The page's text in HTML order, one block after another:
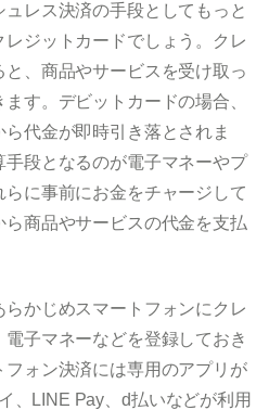
レス決済の手段としてもっと
ジットカードでしょう。クレ
、商品やサービスを受け取っ
す。デビットカードの場合、
代金が即時引き落とされま
段となるのが電子マネーやプ
に事前にお金をチャージして
商品やサービスの代金を支払
かじめスマートフォンにクレ
子マネーなどを登録しておき
ォン決済には専用のアプリが
、LINE Pay、d払いなどが利用